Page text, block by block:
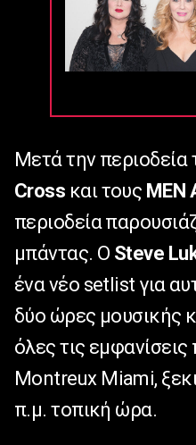
Μετά την περιοδεία
Cross και τους MEN
περιοδεία
μπάντας. Ο Steve
ένα νέο setlist για
δύο ώρες μουσικής
όλες τις
Montreux Miami,
π.μ. τοπική ώρα.